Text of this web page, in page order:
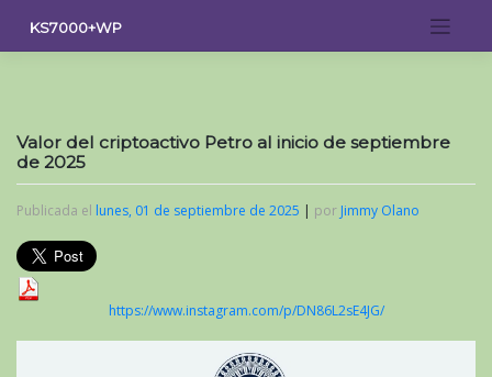
contenido
KS7000+WP
Valor del criptoactivo Petro al inicio de septiembre
de 2025
Publicada el lunes, 01 de septiembre de 2025 | por Jimmy Olano
https://www.instagram.com/p/DN86L2sE4JG/